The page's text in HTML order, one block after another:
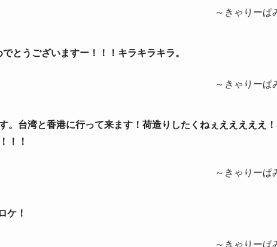
～きゃりーぱ
とうございますー！！！キラキラキラ。
～きゃりーぱ
。台湾と香港に行って来ます！荷造りしたくねぇえええええ！
！！
～きゃりーぱ
ケ！
～きゃりーぱ